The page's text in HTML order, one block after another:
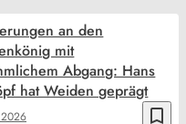
bookmark_border
an den
mit
Abgang: Hans
hat Weiden geprägt